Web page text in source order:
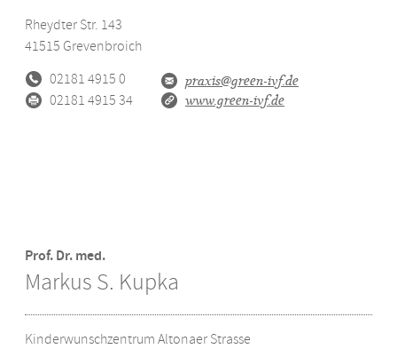
Rheydter Str. 143
41515 Grevenbroich
02181 4915 0
02181 4915 34
praxis@green-ivf.de
www.green-ivf.de
Prof. Dr. med.
Markus S. Kupka
Kinderwunschzentrum Altonaer Strasse